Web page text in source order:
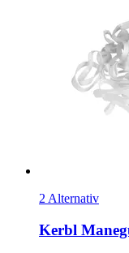
2 Alternativ
Kerbl